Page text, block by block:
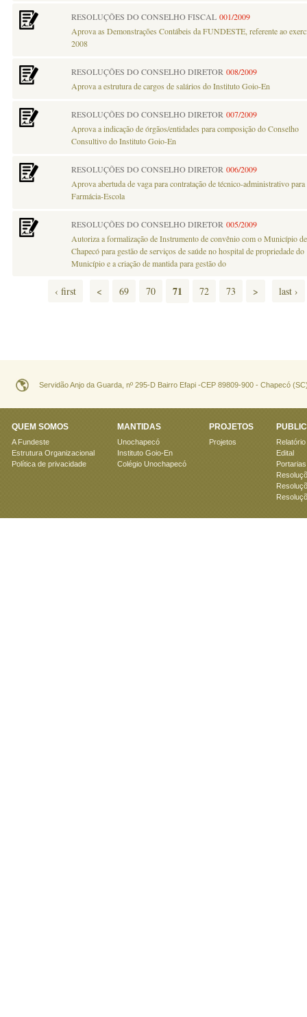
RESOLUÇÕES DO CONSELHO FISCAL 001/2009
Aprova as Demonstrações Contábeis da FUNDESTE, referente ao
2008
RESOLUÇÕES DO CONSELHO DIRETOR 008/2009
Aprova a estrutura de cargos de salários do Instituto Goio-En
RESOLUÇÕES DO CONSELHO DIRETOR 007/2009
Aprova a indicação de órgãos/entidades para composição do Conselho
Consultivo do Instituto Goio-En
RESOLUÇÕES DO CONSELHO DIRETOR 006/2009
Aprova abertuda de vaga para contratação de técnico-administrativo para
Farmácia-Escola
RESOLUÇÕES DO CONSELHO DIRETOR 005/2009
Autoriza a formalização de Instrumento de convênio com o Município de
Chapecó para gestão de serviços de saúde no hospital de propriedade do
Município e a criação de mantida para gestão do
‹ first < 69 70 71 72 73 > last ›
Servidão Anjo da Guarda, nº 295-D Bairro Efapi -CEP 89809-900 - Chapecó
QUEM SOMOS
A Fundeste
Estrutura Organizacional
Política de privacidade
MANTIDAS
Unochapecó
Instituto Goio-En
Colégio Unochapecó
PROJETOS
Projetos
Edital
Portarias